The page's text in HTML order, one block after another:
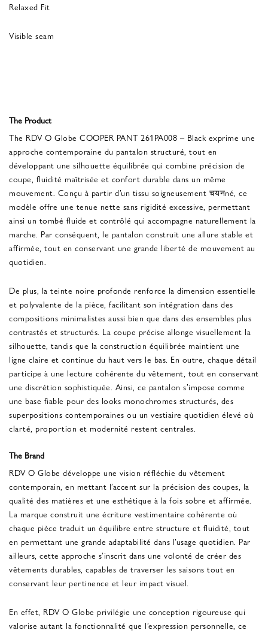
Relaxed Fit
Visible seam
The Product
The RDV O Globe COOPER PANT 261PA008 – Black exprime une
approche contemporaine du pantalon structuré, tout en
développant une silhouette équilibrée qui combine précision de
coupe, fluidité maîtrisée et confort durable dans un même
mouvement. Conçu à partir d’un tissu soigneusement चयनné, ce
modèle offre une tenue nette sans rigidité excessive, permettant
ainsi un tombé fluide et contrôlé qui accompagne naturellement la
marche. Par conséquent, le pantalon construit une allure stable et
affirmée, tout en conservant une grande liberté de mouvement au
quotidien.
De plus, la teinte noire profonde renforce la dimension essentielle
et polyvalente de la pièce, facilitant son intégration dans des
compositions minimalistes aussi bien que dans des ensembles plus
contrastés et structurés. La coupe précise allonge visuellement la
silhouette, tandis que la construction équilibrée maintient une
ligne claire et continue du haut vers le bas. En outre, chaque détail
participe à une lecture cohérente du vêtement, tout en conservant
une discrétion sophistiquée. Ainsi, ce pantalon s’impose comme
une base fiable pour des looks monochromes structurés, des
superpositions contemporaines ou un vestiaire quotidien élevé où
clarté, proportion et modernité restent centrales.
The Brand
RDV O Globe développe une vision réfléchie du vêtement
contemporain, en mettant l’accent sur la précision des coupes, la
qualité des matières et une esthétique à la fois sobre et affirmée.
La marque construit une écriture vestimentaire cohérente où
chaque pièce traduit un équilibre entre structure et fluidité, tout
en permettant une grande adaptabilité dans l’usage quotidien. Par
ailleurs, cette approche s’inscrit dans une volonté de créer des
vêtements durables, capables de traverser les saisons tout en
conservant leur pertinence et leur impact visuel.
En effet, RDV O Globe privilégie une conception rigoureuse qui
valorise autant la fonctionnalité que l’expression personnelle, ce